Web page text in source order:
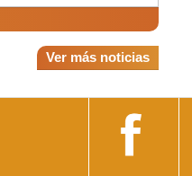
Ver más noticias